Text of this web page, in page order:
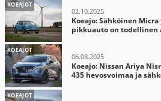
KOEAJOT
02.10.2025
Koeajo: Sähköinen
pikkuauto on todellinen
KOEAJOT
06.08.2025
Koeajo: Nissan Ariya
435 hevosvoimaa ja
KOEAJOT